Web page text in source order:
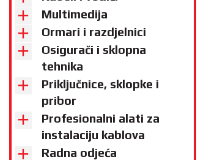
Multimedija
Ormari i razdjelnici
Osigurači i sklopna
tehnika
Priključnice, sklopke i
pribor
Profesionalni alati za
instalaciju kablova
Radna odjeća